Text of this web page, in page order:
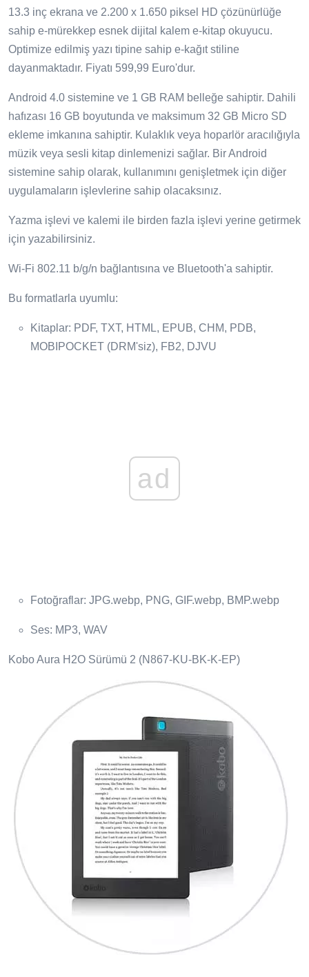
13.3 inç ekrana ve 2.200 x 1.650 piksel HD çözünürlüğe
sahip e-mürekkep esnek dijital kalem e-kitap okuyucu.
Optimize edilmiş yazı tipine sahip e-kağıt stiline
dayanmaktadır. Fiyatı 599,99 Euro'dur.
Android 4.0 sistemine ve 1 GB RAM belleğe sahiptir. Dahili
hafızası 16 GB boyutunda ve maksimum 32 GB Micro SD
ekleme imkanına sahiptir. Kulaklık veya hoparlör aracılığıyla
müzik veya sesli kitap dinlemenizi sağlar. Bir Android
sistemine sahip olarak, kullanımını genişletmek için diğer
uygulamaların işlevlerine sahip olacaksınız.
Yazma işlevi ve kalemi ile birden fazla işlevi yerine getirmek
için yazabilirsiniz.
Wi-Fi 802.11 b/g/n bağlantısına ve Bluetooth'a sahiptir.
Bu formatlarla uyumlu:
Kitaplar: PDF, TXT, HTML, EPUB, CHM, PDB,
MOBIPOCKET (DRM'siz), FB2, DJVU
ad
Fotoğraflar: JPG.webp, PNG, GIF.webp, BMP.webp
Ses: MP3, WAV
Kobo Aura H2O Sürümü 2 (N867-KU-BK-K-EP)